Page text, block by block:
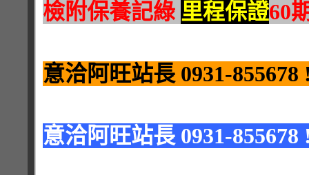
檢附保養記綠 里程保證60
意洽阿旺站長 0931-855678
意洽阿旺站長 0931-855678